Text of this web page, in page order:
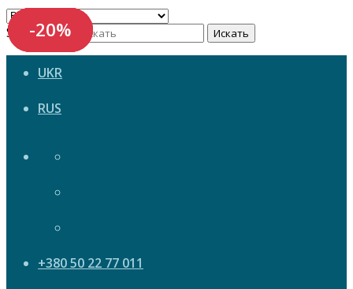
Search now Искать
UKR
RUS
+380 50 22 77 011
-20%
-20%
-20%
-20%